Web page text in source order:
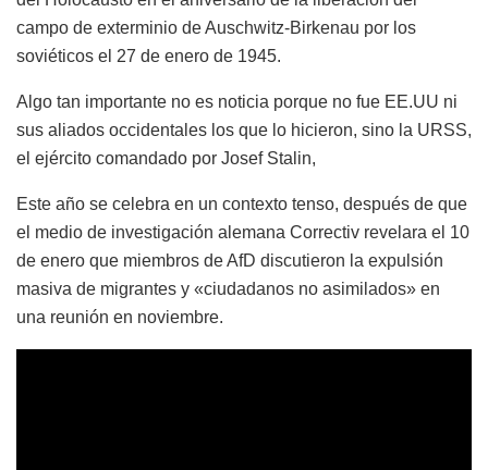
campo de exterminio de Auschwitz-Birkenau por los
soviéticos el 27 de enero de 1945.
Algo tan importante no es noticia porque no fue EE.UU ni
sus aliados occidentales los que lo hicieron, sino la URSS,
el ejército comandado por Josef Stalin,
Este año se celebra en un contexto tenso, después de que
el medio de investigación alemana Correctiv revelara el 10
de enero que miembros de AfD discutieron la expulsión
masiva de migrantes y «ciudadanos no asimilados» en
una reunión en noviembre.